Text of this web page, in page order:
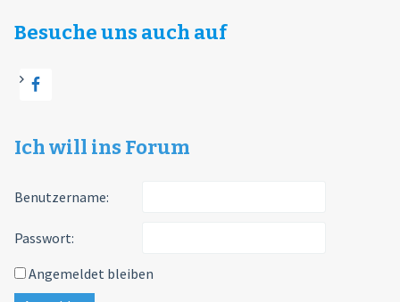
Besuche uns auch auf
Ich will ins Forum
Benutzername:
Passwort:
Angemeldet bleiben